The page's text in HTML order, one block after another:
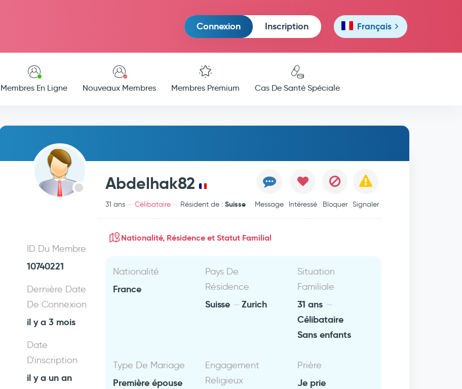
Connexion Inscription Français
Membres En Ligne Nouveaux Membres Membres Premium Cas De Santé Spéciale
Abdelhak82
31 ans Célibataire Résident de :Suisse Message Intéressé Bloquer Signaler
ID Du Membre
10740221
Dernière Date
De Connexion
il y a 3 mois
Date
D'inscription
il y a un an
Nationalité, Résidence et Statut Familial
Nationalité
France
Pays De
Résidence
Suisse Zurich
Situation
Familiale
31 ans
Célibataire
Sans enfants
Type De Mariage
Première épouse
Engagement
Religieux
Prière
Je prie